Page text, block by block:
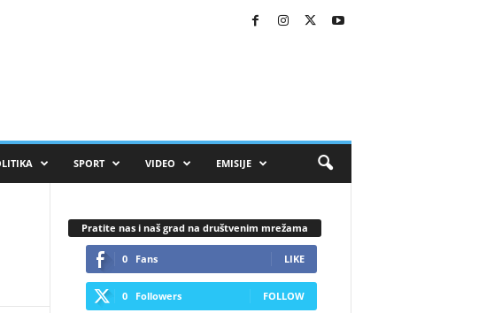
SPORT VIDEO EMISIJE
Pratite nas i naš grad na društvenim mrežama
0 Fans LIKE
0 Followers FOLLOW